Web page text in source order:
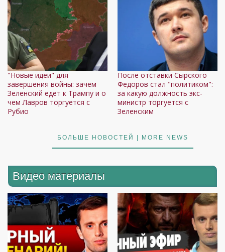
"Новые идеи" для
завершения войны: зачем
Зеленский едет к Трампу и о
чем Лавров торгуется с
Рубио
После отставки Сырского
Федоров стал "политиком":
за какую должность экс-
министр торгуется с
Зеленским
БОЛЬШЕ НОВОСТЕЙ | MORE NEWS
Видео материалы